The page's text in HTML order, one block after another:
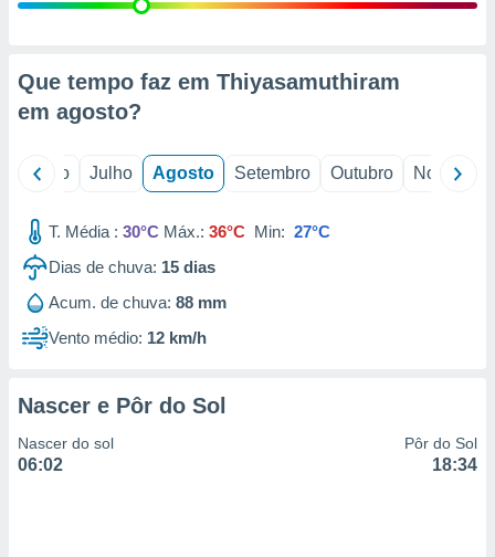
através
estudos
1199
Que tempo faz em Thiyasamuthiram
em agosto?
Junho Julho Agosto Setembro Outubro Novembro
T. Média : 30°C Máx.: 36°C Min: 27°C
Dias de chuva: 15 dias
Acum. de chuva: 88 mm
Vento médio: 12 km/h
Nascer e Pôr do Sol
Nascer do sol
06:02
Pôr do Sol
18:34